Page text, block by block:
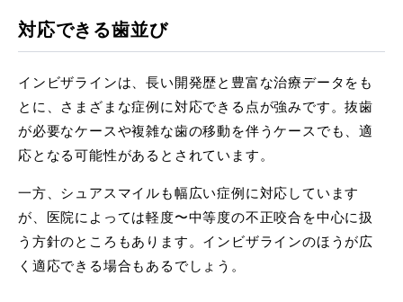
対応できる歯並び
インビザラインは、長い開発歴と豊富な治療データをも
とに、さまざまな症例に対応できる点が強みです。抜歯
が必要なケースや複雑な歯の移動を伴うケースでも、適
応となる可能性があるとされています。
一方、シュアスマイルも幅広い症例に対応しています
が、医院によっては軽度〜中等度の不正咬合を中心に扱
う方針のところもあります。インビザラインのほうが広
く適応できる場合もあるでしょう。